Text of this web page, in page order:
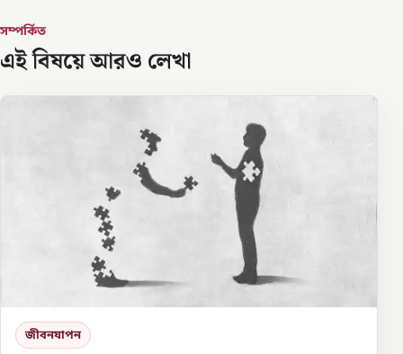
সম্পর্কিত
এই বিষয়ে আরও লেখা
জীবনযাপন